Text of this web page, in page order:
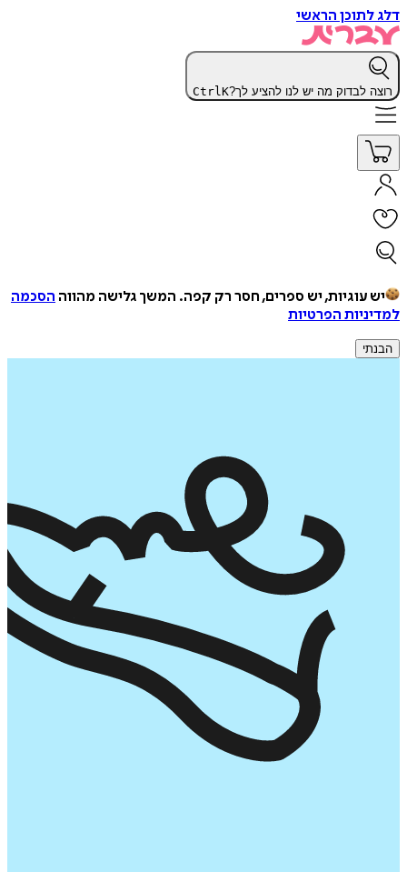
דלג לתוכן הראשי
רוצה לבדוק מה יש לנו להציע לך? CtrlK
יש עוגיות, יש ספרים, חסר רק קפה. המשך גלישה מהווה הסכמה
למדיניות הפרטיות
הבנתי